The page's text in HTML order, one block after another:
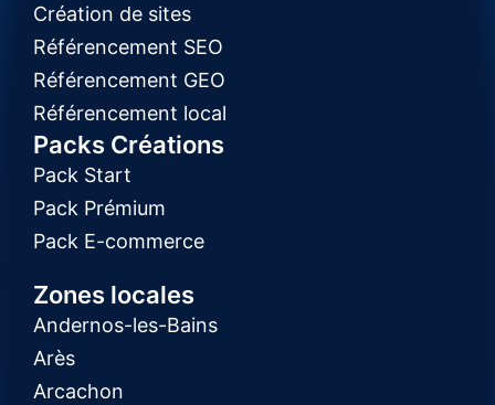
Création de sites
Référencement SEO
Référencement GEO
Référencement local
Packs Créations
Pack Start
Pack Prémium
Pack E-commerce
Zones locales
Andernos-les-Bains
Arès
Arcachon